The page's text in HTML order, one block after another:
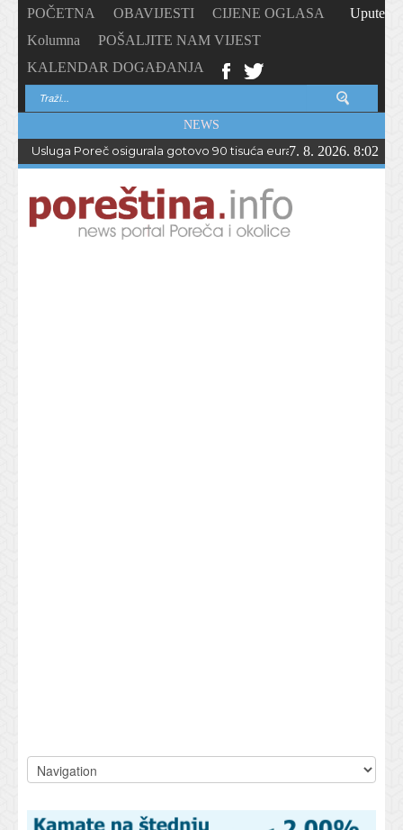
POČETNA OBAVIJESTI
CIJENE OGLASA
Kolumna
POŠALJITE NAM VIJEST
KALENDAR DOGAĐANJA
Upute
NEWS
Usluga Poreč osigurala gotovo 90 tisuća eura bespovratnih
7. 8. 2026. 8:02